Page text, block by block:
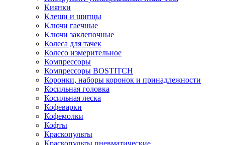
Киянки
Клещи и щипцы
Ключи гаечные
Ключи заклепочные
Колеса для тачек
Колесо измерительное
Компрессоры
Компрессоры BOSTITCH
Коронки, наборы коронок и принадлежности
Косильная головка
Косильная леска
Кофеварки
Кофемолки
Кофты
Краскопульты
Краскопульты пневматические